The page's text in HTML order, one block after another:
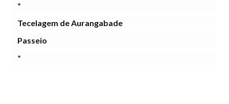
*
Tecelagem de Aurangabade
Passeio
*